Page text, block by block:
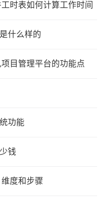
时表如何计算工作时间
什么样的
目管理平台的功能点
功能
钱
度和步骤